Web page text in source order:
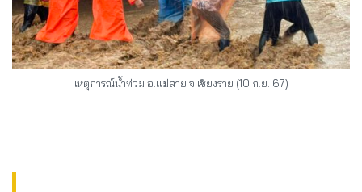
เหตุการณ์น้ำท่วม อ.แม่สาย จ.เชียงราย (10 ก.ย. 67)